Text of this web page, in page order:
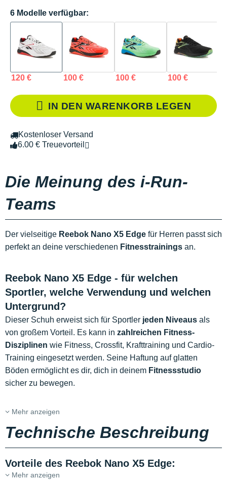
6 Modelle verfügbar:
120 € 100 € 100 € 100 €
IN DEN WARENKORB LEGEN
Kostenloser Versand
6.00 € Treuevorteil
Die Meinung des i-Run-
Teams
Der vielseitige Reebok Nano X5 Edge für Herren passt sich
perfekt an deine verschiedenen Fitnesstrainings an.
Reebok Nano X5 Edge - für welchen
Sportler, welche Verwendung und welchen
Untergrund?
Dieser Schuh erweist sich für Sportler jeden Niveaus als
von großem Vorteil. Es kann in zahlreichen Fitness-
Disziplinen wie Fitness, Crossfit, Krafttraining und Cardio-
Training eingesetzt werden. Seine Haftung auf glatten
Böden ermöglicht es dir, dich in deinem Fitnessstudio
sicher zu bewegen.
Mehr anzeigen
Technische Beschreibung
Vorteile des Reebok Nano X5 Edge:
Mehr anzeigen